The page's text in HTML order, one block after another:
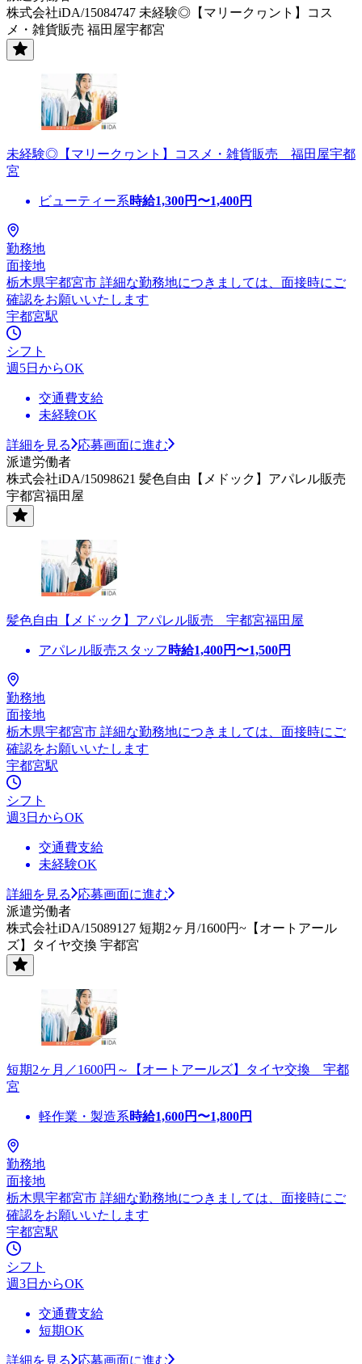
株式会社iDA/15084747 未経験◎【マリークヮント】コス
メ・雑貨販売 福田屋宇都宮
未経験◎【マリークヮント】コスメ・雑貨販売 福田屋宇都
宮
ビューティー系時給1,300円〜1,400円
勤務地
面接地
栃木県宇都宮市 詳細な勤務地につきましては、面接時にご
確認をお願いいたします
宇都宮駅
シフト
週5日からOK
交通費支給
未経験OK
詳細を見る
応募画面に進む
派遣労働者
株式会社iDA/15098621 髪色自由【メドック】アパレル販売
宇都宮福田屋
髪色自由【メドック】アパレル販売 宇都宮福田屋
アパレル販売スタッフ 時給1,400円〜1,500円
勤務地
面接地
栃木県宇都宮市 詳細な勤務地につきましては、面接時にご
確認をお願いいたします
宇都宮駅
シフト
週3日からOK
交通費支給
未経験OK
詳細を見る
応募画面に進む
派遣労働者
株式会社iDA/15089127 短期2ヶ月/1600円~【オートアール
ズ】タイヤ交換 宇都宮
短期2ヶ月／1600円～【オートアールズ】タイヤ交換 宇都
宮
軽作業・製造系時給1,600円〜1,800円
勤務地
面接地
栃木県宇都宮市 詳細な勤務地につきましては、面接時にご
確認をお願いいたします
宇都宮駅
シフト
週3日からOK
交通費支給
短期OK
詳細を見る
応募画面に進む